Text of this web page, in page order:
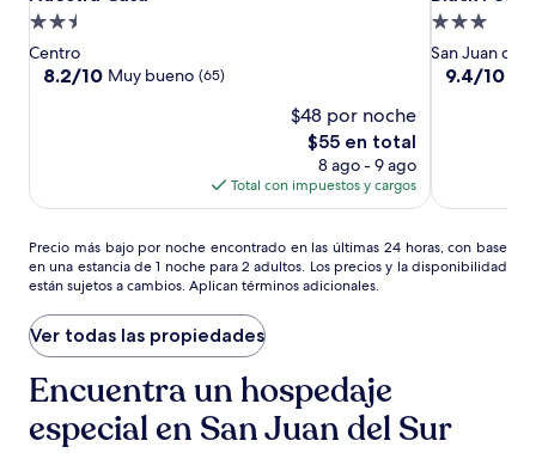
Casa
Casa
Propiedad
de
2.5
Centro
8.2
8.2/10 Muy bueno (65)
$48 por noche
El
precio
actual
es
$55
$55 en total
8 ago - 9 ago
Total con impuestos y cargos
Pearl
Inn
Propiedad
de
3.0
San Juan del
9.4
9.4/10
Precio
más
bajo
por
noche
encontrado
en
las
últimas
24
Precio más bajo por noche encontrado en las últimas 24 horas, con base
en una estancia de 1 noche para 2 adultos. Los precios y la disponibilidad
están sujetos a cambios. Aplican términos adicionales.
Ver todas las propiedades
Encuentra un hospedaje
especial en San Juan del Sur